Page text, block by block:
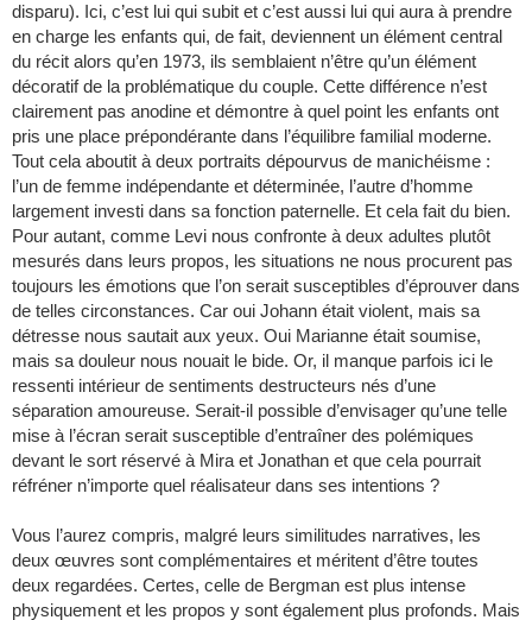
disparu). Ici, c’est lui qui subit et c’est aussi lui qui aura à prendre
en charge les enfants qui, de fait, deviennent un élément central
du récit alors qu’en 1973, ils semblaient n’être qu’un élément
décoratif de la problématique du couple. Cette différence n’est
clairement pas anodine et démontre à quel point les enfants ont
pris une place prépondérante dans l’équilibre familial moderne.
Tout cela aboutit à deux portraits dépourvus de manichéisme :
l’un de femme indépendante et déterminée, l’autre d’homme
largement investi dans sa fonction paternelle. Et cela fait du bien.
Pour autant, comme Levi nous confronte à deux adultes plutôt
mesurés dans leurs propos, les situations ne nous procurent pas
toujours les émotions que l’on serait susceptibles d’éprouver dans
de telles circonstances. Car oui Johann était violent, mais sa
détresse nous sautait aux yeux. Oui Marianne était soumise,
mais sa douleur nous nouait le bide. Or, il manque parfois ici le
ressenti intérieur de sentiments destructeurs nés d’une
séparation amoureuse. Serait-il possible d’envisager qu’une telle
mise à l’écran serait susceptible d’entraîner des polémiques
devant le sort réservé à Mira et Jonathan et que cela pourrait
réfréner n’importe quel réalisateur dans ses intentions ?
Vous l’aurez compris, malgré leurs similitudes narratives, les
deux œuvres sont complémentaires et méritent d’être toutes
deux regardées. Certes, celle de Bergman est plus intense
physiquement et les propos y sont également plus profonds. Mais